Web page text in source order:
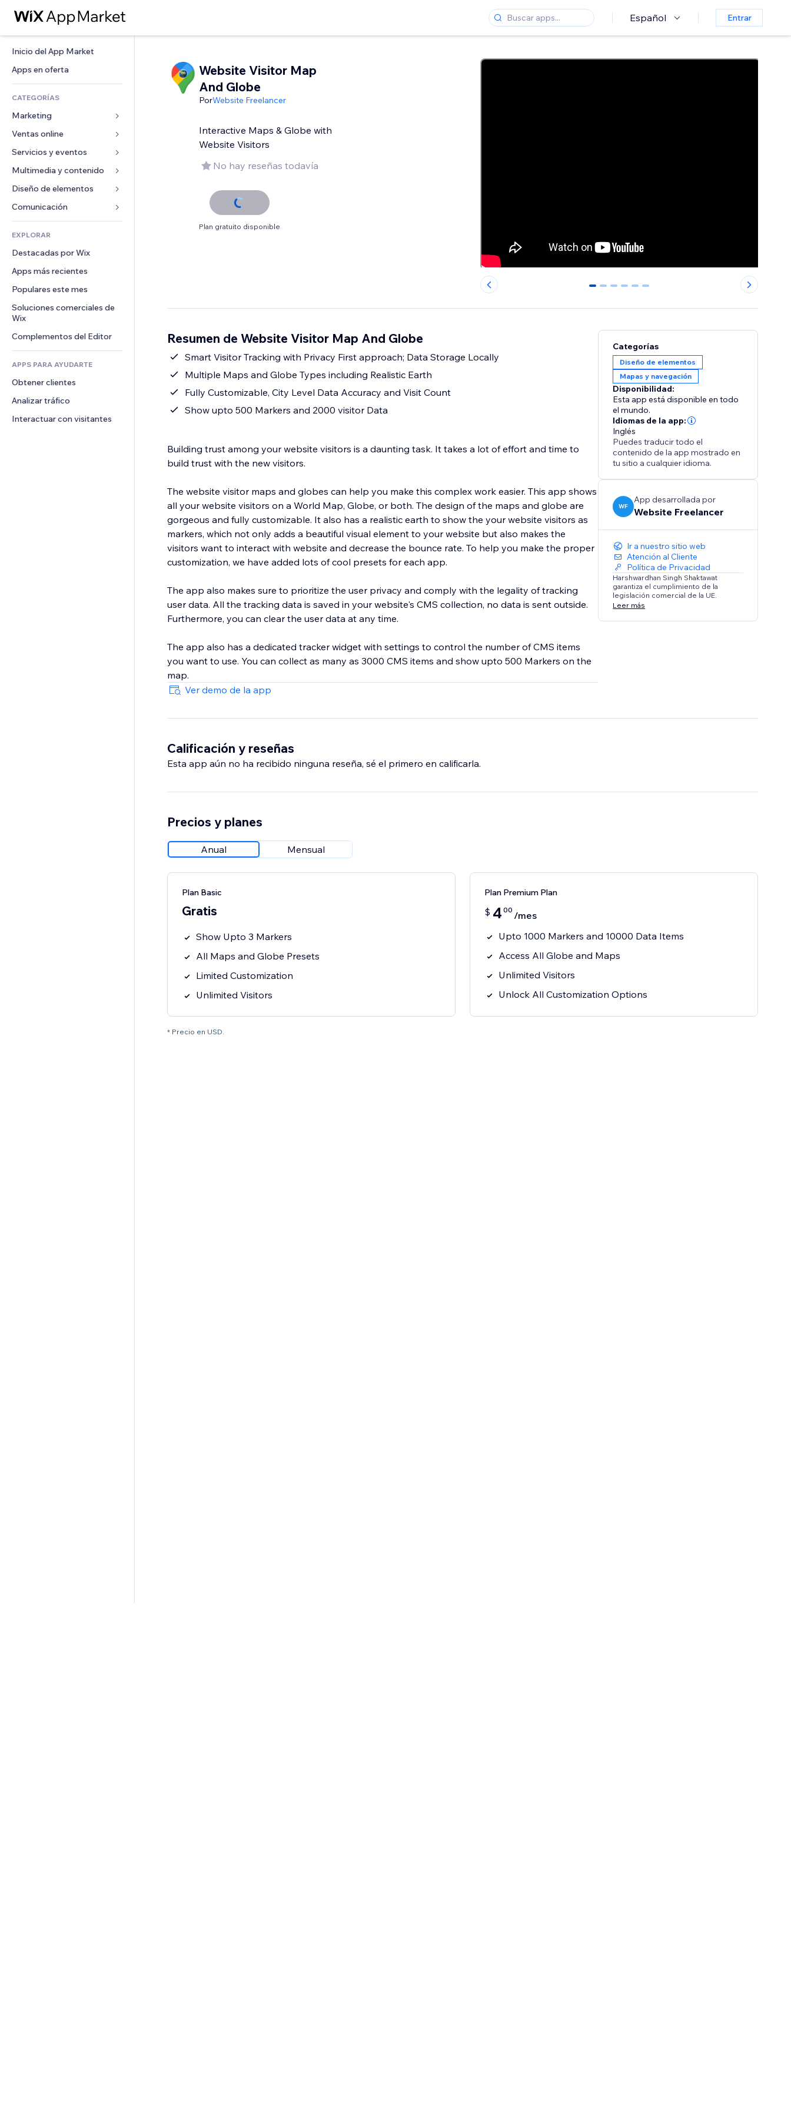
Español Entrar
Inicio del App Market
Apps en oferta
CATEGORÍAS
Marketing
Anuncios
Móvil
Analíticas
Anuncios del sitio
Email
Ventas online
Apps para tiendas
Envíos y entregas
Botones de venta
Contabilidad
Cupones y fidelización
Almacenamiento de mercancía
Crowdfunding
Alimentos y bebidas
Servicios y eventos
Hoteles
Eventos
Restaurantes
Inmobiliarias
Reservas
Multimedia y contenido
Galerías
Música
Pódcast
Fotografía
Video
PDF
Compartir archivos
Noticias
Servicios de contenido
Efectos de texto
Diseño de elementos
Mapas y navegación
Privacidad y seguridad
Reloj
Plantillas para páginas
Efectos de imágenes
Botones y menús
Banners e insignias
Calculadoras
Buscar
Formularios
Encuestas
Chat
Comentarios
Teléfono
Comunidad
Reseñas y testimonios
EXPLORAR
Destacadas por Wix
Apps más recientes
Populares este mes
Soluciones comerciales de
Wix
Complementos del Editor
APPS PARA AYUDARTE
Obtener clientes
Analizar tráfico
Interactuar con visitantes
Website Visitor Map
And Globe
PorWebsite Freelancer
Interactive Maps & Globe with
Website Visitors
No hay reseñas todavía
Plan gratuito disponible
0 1 2 3 4 5
Resumen de Website Visitor Map And Globe
Smart Visitor Tracking with Privacy First approach; Data Storage Locally
Multiple Maps and Globe Types including Realistic Earth
Fully Customizable, City Level Data Accuracy and Visit Count
Show upto 500 Markers and 2000 visitor Data
Building trust among your website visitors is a daunting task. It takes a lot of effort and time to
build trust with the new visitors.
The website visitor maps and globes can help you make this complex work easier. This app shows
all your website visitors on a World Map, Globe, or both. The design of the maps and globe are
gorgeous and fully customizable. It also has a realistic earth to show the your website visitors as
markers, which not only adds a beautiful visual element to your website but also makes the
visitors want to interact with website and decrease the bounce rate. To help you make the proper
customization, we have added lots of cool presets for each app.
The app also makes sure to prioritize the user privacy and comply with the legality of tracking
user data. All the tracking data is saved in your website's CMS collection, no data is sent outside.
Furthermore, you can clear the user data at any time.
The app also has a dedicated tracker widget with settings to control the number of CMS items
you want to use. You can collect as many as 3000 CMS items and show upto 500 Markers on the
map.
Ver demo de la app
Categorías
Diseño de elementos
Mapas y navegación
Disponibilidad:
Esta app está disponible en todo
el mundo.
Idiomas de la app:
Inglés
Puedes traducir todo el
contenido de la app mostrado en
tu sitio a cualquier idioma.
WF
App desarrollada por
Website Freelancer
Ir a nuestro sitio web
Atención al Cliente
Política de Privacidad
Harshwardhan Singh Shaktawat
garantiza el cumplimiento de la
legislación comercial de la UE.
Leer más
Calificación y reseñas
Esta app aún no ha recibido ninguna reseña, sé el primero en calificarla.
Precios y planes
Anual Mensual
Plan Basic
Gratis
Show Upto 3 Markers
All Maps and Globe Presets
Limited Customization
Unlimited Visitors
Plan Premium Plan
$ 4 00 /mes
Upto 1000 Markers and 10000 Data Items
Access All Globe and Maps
Unlimited Visitors
Unlock All Customization Options
* Precio en USD.